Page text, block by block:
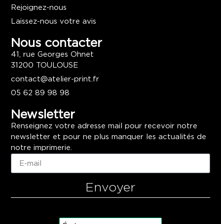
Rejoignez-nous
Laissez-nous votre avis
Nous contacter
41, rue Georges Ohnet
31200 TOULOUSE
contact@atelier-print.fr
05 62 89 98 98
Newsletter
Renseignez votre adresse mail pour recevoir notre
newsletter et pour ne plus manquer les actualités de
notre imprimerie.
Envoyer